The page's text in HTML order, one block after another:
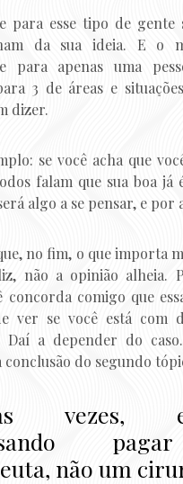
para esse tipo de gente
da sua ideia. E o
para apenas uma
3 de áreas e
dizer.
se você acha que
falam que sua boa já
algo a se pensar, e por
no fim, o que importa
não a opinião alheia.
concorda comigo que
ver se você está com
Daí a depender do
conclusão do segundo
vezes,
não um